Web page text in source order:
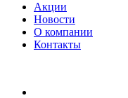
Акции
Новости
О компании
Контакты